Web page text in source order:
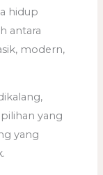
hidup
antara
modern,
yang
yang